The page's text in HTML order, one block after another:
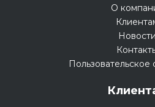
О
Новости
Пользовательское